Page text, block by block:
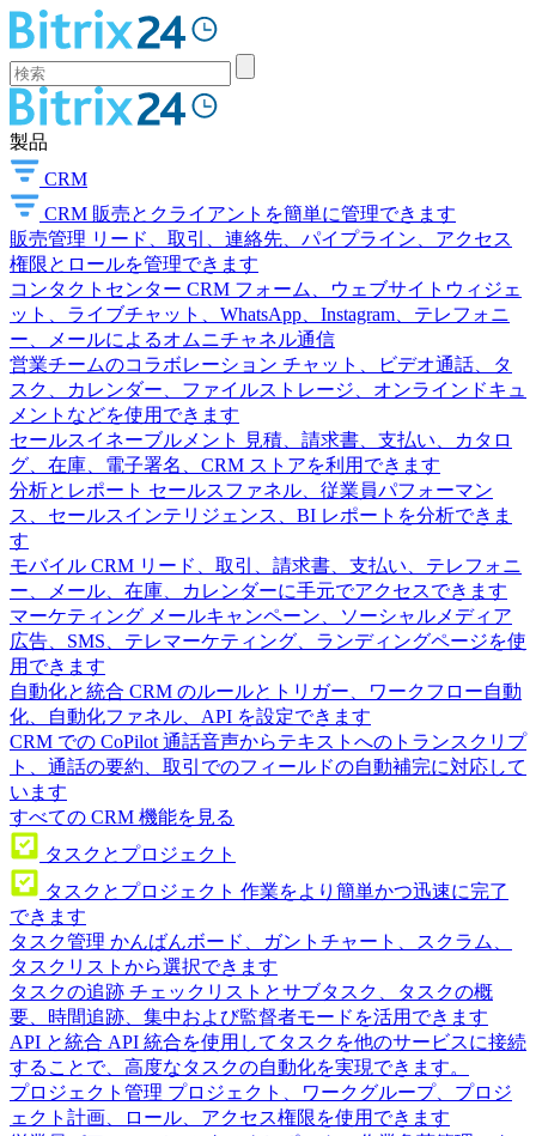
製品
CRM
CRM 販売とクライアントを簡単に管理できます
販売管理 リード、取引、連絡先、パイプライン、アクセス
権限とロールを管理できます
コンタクトセンター CRM フォーム、ウェブサイトウィジェ
ット、ライブチャット、WhatsApp、Instagram、テレフォニ
ー、メールによるオムニチャネル通信
営業チームのコラボレーション チャット、ビデオ通話、タ
スク、カレンダー、ファイルストレージ、オンラインドキュ
メントなどを使用できます
セールスイネーブルメント
見積、請求書、支払い、カタロ
グ、在庫、電子署名、CRM ストアを利用できます
分析とレポート セールスファネル、従業員パフォーマン
ス、セールスインテリジェンス、BI レポートを分析できま
す
モバイル CRM リード、取引、請求書、支払い、テレフォニ
ー、メール、在庫、カレンダーに手元でアクセスできます
マーケティング メールキャンペーン、ソーシャルメディア
広告、SMS、テレマーケティング、ランディングページを使
用できます
自動化と統合 CRM のルールとトリガー、ワークフロー自動
化、自動化ファネル、API を設定できます
CRM での CoPilot 通話音声からテキストへのトランスクリプ
ト、通話の要約、取引でのフィールドの自動補完に対応して
います
すべての CRM 機能を見る
タスクとプロジェクト
タスクとプロジェクト 作業をより簡単かつ迅速に完了
できます
タスク管理 かんばんボード、ガントチャート、スクラム、
タスクリストから選択できます
タスクの追跡 チェックリストとサブタスク、タスクの概
要、時間追跡、集中および監督者モードを活用できます
API と統合 API 統合を使用してタスクを他のサービスに接続
することで、高度なタスクの自動化を実現できます。
プロジェクト管理 プロジェクト、ワークグループ、プロジ
ェクト計画、ロール、アクセス権限を使用できます